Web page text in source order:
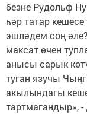
безне Рудольф
һәр татар
эшләдем соң
максат өчен
анысы сарык
туган язучы
акылындагы
тартмагандыр»,